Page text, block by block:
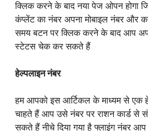
क्लिक करने के बाद नया पेज ओपन होगा
कंप्लेंट का नंबर अपना मोबाइल नंबर और
समय बटन पर क्लिक करने के बाद आप
स्टेटस चेक कर सकते हैं
हेल्पलाइन नंबर
हम आपको इस आर्टिकल के माध्यम से एक
चाहते हैं आप उसे नंबर पर राशन कार्ड से
सकते हैं नीचे दिया गया है फ्लाइंग नंबर